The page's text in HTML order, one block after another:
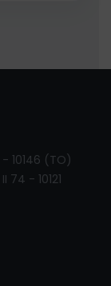
10146 (TO)
74 - 10121